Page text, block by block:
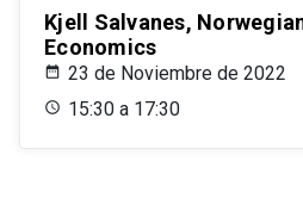
Kjell Salvanes,
Economics
23 de Noviembre de 2022
15:30 a 17:30